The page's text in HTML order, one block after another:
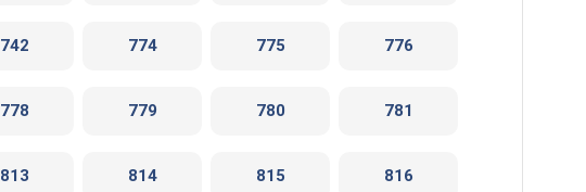
742 774 775 776
778 779 780 781
813 814 815 816